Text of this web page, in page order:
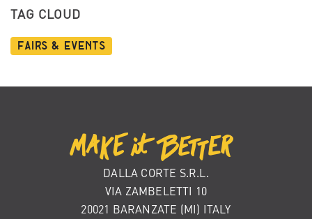
TAG CLOUD
Fairs & Events
DALLA CORTE S.R.L.
VIA ZAMBELETTI 10
20021 BARANZATE (MI) ITALY